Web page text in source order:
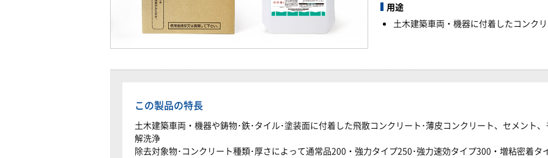
用途
土木建築車両・機器に付着したコンク
この製品の特長
土木建築車両・機器や鋳物･鉄･タイル･塗装面に付着した飛散コンクリート･薄皮コンクリート、セメント
解洗浄
除去対象物･コンクリート種類･厚さによって通常品200・強力タイプ250･強力速効タイプ300・増粘密着タ